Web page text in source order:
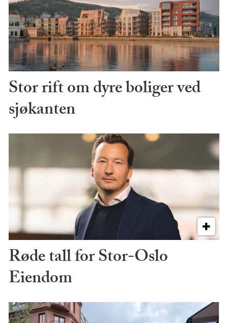
Stor rift om dyre boliger ved
sjøkanten
Røde tall for Stor-Oslo
Eiendom